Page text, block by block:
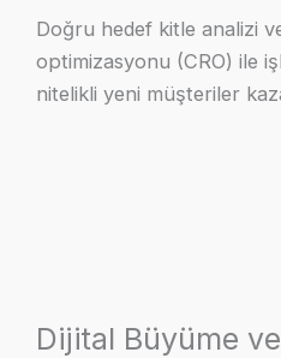
Doğru hedef kitle analizi
optimizasyonu (CRO) ile
nitelikli yeni müşteriler
Dijital Büyüme